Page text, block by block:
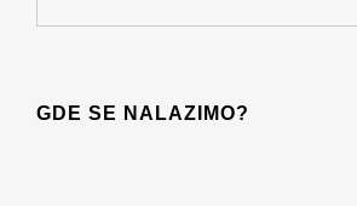
GDE SE NALAZIMO?